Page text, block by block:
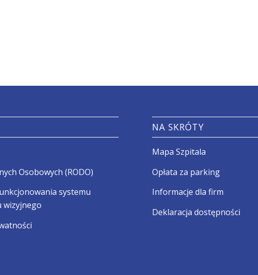
Osobowych (RODO)
systemu
NA SKRÓTY
Mapa Szpitala
Opłata za parking
Informacje dla firm
Deklaracja dostępności